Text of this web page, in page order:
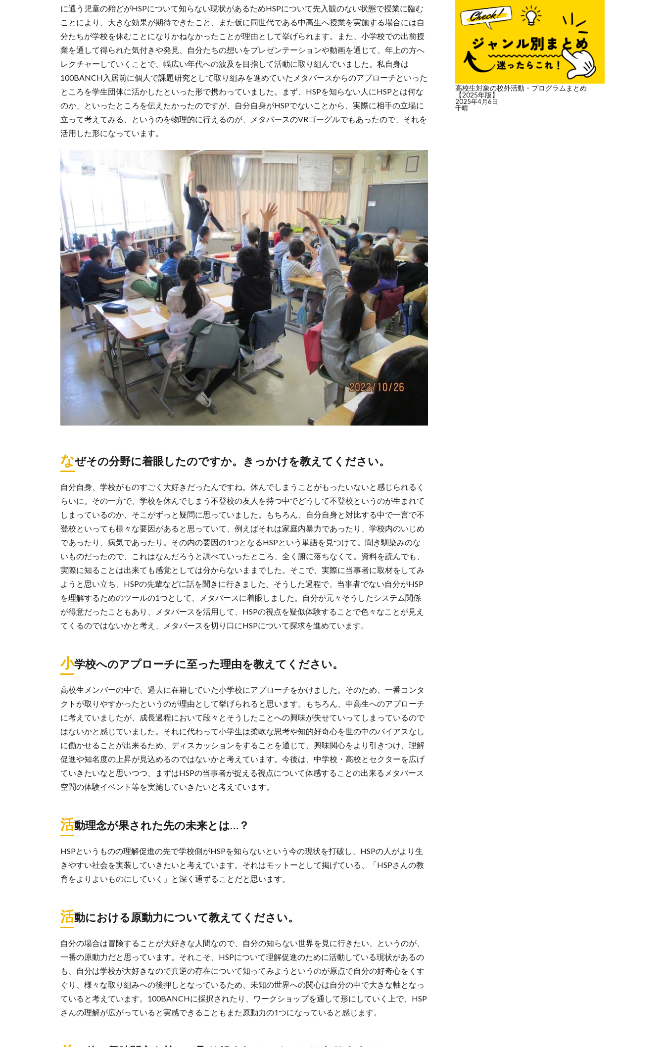
に通う児童の殆どがHSPについて知らない現状があるためHSPについて先入観のない状態で授業に臨む
ことにより、大きな効果が期待できたこと、また仮に同世代である中高生へ授業を実施する場合には自
分たちが学校を休むことになりかねなかったことが理由として挙げられます。また、小学校での出前授
業を通して得られた気付きや発見、自分たちの想いをプレゼンテーションや動画を通じて、年上の方へ
レクチャーしていくことで、幅広い年代への波及を目指して活動に取り組んでいました。私自身は
100BANCH入居前に個人で課題研究として取り組みを進めていたメタバースからのアプローチといった
ところを学生団体に活かしたといった形で携わっていました。まず、HSPを知らない人にHSPとは何な
のか、といったところを伝えたかったのですが、自分自身がHSPでないことから、実際に相手の立場に
立って考えてみる、というのを物理的に行えるのが、メタバースのVRゴーグルでもあったので、それを
活用した形になっています。
なぜその分野に着眼したのですか。きっかけを教えてください。
自分自身、学校がものすごく大好きだったんですね。休んでしまうことがもったいないと感じられるく
らいに。その一方で、学校を休んでしまう不登校の友人を持つ中でどうして不登校というのが生まれて
しまっているのか、そこがずっと疑問に思っていました。もちろん、自分自身と対比する中で一言で不
登校といっても様々な要因があると思っていて、例えばそれは家庭内暴力であったり、学校内のいじめ
であったり、病気であったり。その内の要因の1つとなるHSPという単語を見つけて。聞き馴染みのな
いものだったので、これはなんだろうと調べていったところ、全く腑に落ちなくて。資料を読んでも、
実際に知ることは出来ても感覚としては分からないままでした。そこで、実際に当事者に取材をしてみ
ようと思い立ち、HSPの先輩などに話を聞きに行きました。そうした過程で、当事者でない自分がHSP
を理解するためのツールの1つとして、メタバースに着眼しました。自分が元々そうしたシステム関係
が得意だったこともあり、メタバースを活用して、HSPの視点を疑似体験することで色々なことが見え
てくるのではないかと考え、メタバースを切り口にHSPについて探求を進めています。
小学校へのアプローチに至った理由を教えてください。
高校生メンバーの中で、過去に在籍していた小学校にアプローチをかけました。そのため、一番コンタ
クトが取りやすかったというのが理由として挙げられると思います。もちろん、中高生へのアプローチ
に考えていましたが、成長過程において段々とそうしたことへの興味が失せていってしまっているので
はないかと感じていました。それに代わって小学生は柔軟な思考や知的好奇心を世の中のバイアスなし
に働かせることが出来るため、ディスカッションをすることを通じて、興味関心をより引きつけ、理解
促進や知名度の上昇が見込めるのではないかと考えています。今後は、中学校・高校とセクターを広げ
ていきたいなと思いつつ、まずはHSPの当事者が捉える視点について体感することの出来るメタバース
空間の体験イベント等を実施していきたいと考えています。
活動理念が果された先の未来とは…？
HSPというものの理解促進の先で学校側がHSPを知らないという今の現状を打破し、HSPの人がより生
きやすい社会を実装していきたいと考えています。それはモットーとして掲げている、「HSPさんの教
育をよりよいものにしていく」と深く通ずることだと思います。
活動における原動力について教えてください。
自分の場合は冒険することが大好きな人間なので、自分の知らない世界を見に行きたい、というのが、
一番の原動力だと思っています。それこそ、HSPについて理解促進のために活動している現状があるの
も、自分は学校が大好きなので真逆の存在について知ってみようというのが原点で自分の好奇心をくす
ぐり、様々な取り組みへの後押しとなっているため、未知の世界への関心は自分の中で大きな軸となっ
ていると考えています。100BANCHに採択されたり、ワークショップを通して形にしていく上で、HSP
さんの理解が広がっていると実感できることもまた原動力の1つになっていると感じます。
高校生対象の校外活動・プログラムまとめ
【2025年版】
2025年4月6日
千晴